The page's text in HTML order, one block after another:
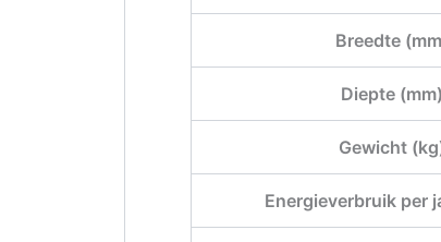
Breedte
Diepte (mm)
Gewicht
Energieverbruik per